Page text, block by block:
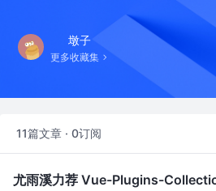
墩子
更多收藏集
11篇文章 · 0订阅
尤雨溪力荐 Vue-Plugins-